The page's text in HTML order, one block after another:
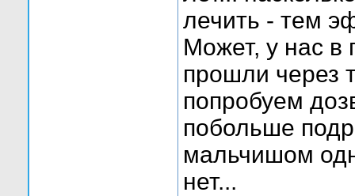
лечить - тем
Может, у нас в
прошли через
попробуем
побольше
мальчишом
нет...